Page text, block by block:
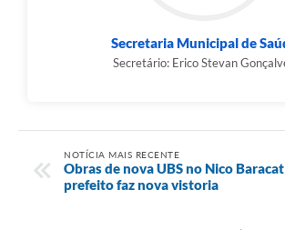
Secretaria Municipal de
Secretário: Erico Stevan
NOTÍCIA MAIS RECENTE
Obras de nova UBS no Nico
prefeito faz nova vistoria